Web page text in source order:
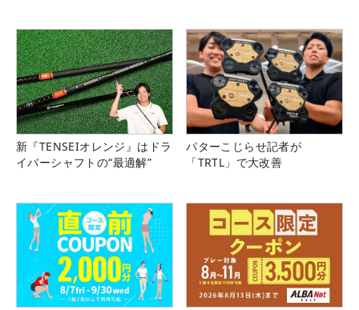
新『TENSEIオレンジ』はドラ
イバーシャフトの“最適解”
パターこじらせ記者が
「TRTL」で大改善